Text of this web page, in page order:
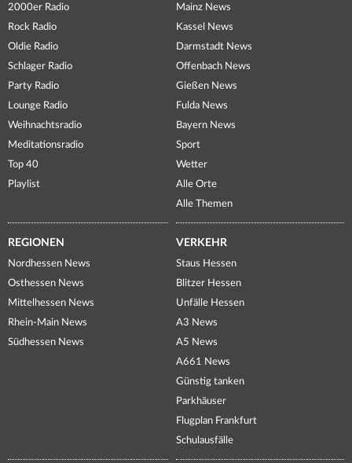
2000er Radio
Rock Radio
Oldie Radio
Schlager Radio
Party Radio
Lounge Radio
Weihnachtsradio
Meditationsradio
Top 40
Playlist
Mainz News
Kassel News
Darmstadt News
Offenbach News
Gießen News
Fulda News
Bayern News
Sport
Wetter
Alle Orte
Alle Themen
REGIONEN
Nordhessen News
Osthessen News
Mittelhessen News
Rhein-Main News
Südhessen News
VERKEHR
Staus Hessen
Blitzer Hessen
Unfälle Hessen
A3 News
A5 News
A661 News
Günstig tanken
Parkhäuser
Flugplan Frankfurt
Schulausfälle